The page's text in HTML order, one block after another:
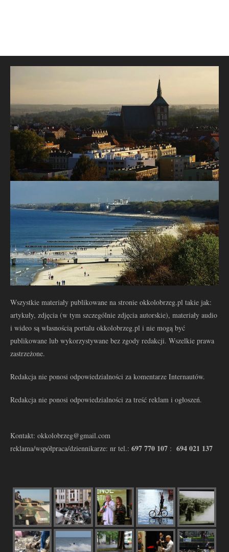
Wszystkie materiały publikowane na stronie okkolobrzeg.pl takie jak:
artykuły, zdjęcia (w tym szczególnie zdjęcia autorskie), materiały audio
i wideo są własnością portalu okkolobrzeg.pl i nie mogą być
publikowane lub wykorzystywane bez zgody redakcji. Wszelkie prawa
zastrzeżone.
Redakcja nie ponosi odpowiedzialności za komentarze Internautów.
Redakcja nie ponosi odpowiedzialności za treść reklam i ogłoszeń.
Kontakt: okkolobrzeg@gmail.com
reklama/współpraca/dziennikarze: nr tel.: 697 770 107 : 694 021 137